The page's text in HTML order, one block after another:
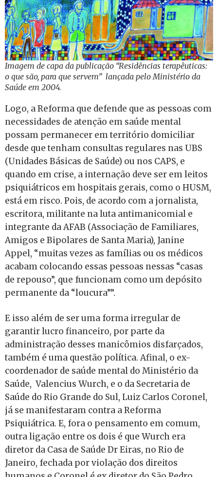
Imagem de capa da publicação “Residências terapêuticas:
o que são, para que servem” lançada pelo Ministério da
Saúde em 2004.
Logo, a Reforma que defende que as pessoas com
necessidades de atenção em saúde mental
possam permanecer em território domiciliar
desde que tenham consultas regulares nas UBS
(Unidades Básicas de Saúde) ou nos CAPS, e
quando em crise, a internação deve ser em leitos
psiquiátricos em hospitais gerais, como o HUSM,
está em risco. Pois, de acordo com a jornalista,
escritora, militante na luta antimanicomial e
integrante da AFAB (Associação de Familiares,
Amigos e Bipolares de Santa Maria), Janine
Appel, “muitas vezes as famílias ou os médicos
acabam colocando essas pessoas nessas “casas
de repouso”, que funcionam como um depósito
permanente da “loucura””.
E isso além de ser uma forma irregular de
garantir lucro financeiro, por parte da
administração desses manicômios disfarçados,
também é uma questão política. Afinal, o ex-
coordenador de saúde mental do Ministério da
Saúde, Valencius Wurch, e o da Secretaria de
Saúde do Rio Grande do Sul, Luiz Carlos Coronel,
já se manifestaram contra a Reforma
Psiquiátrica. E, fora o pensamento em comum,
outra ligação entre os dois é que Wurch era
diretor da Casa de Saúde Dr Eiras, no Rio de
Janeiro, fechada por violação dos direitos